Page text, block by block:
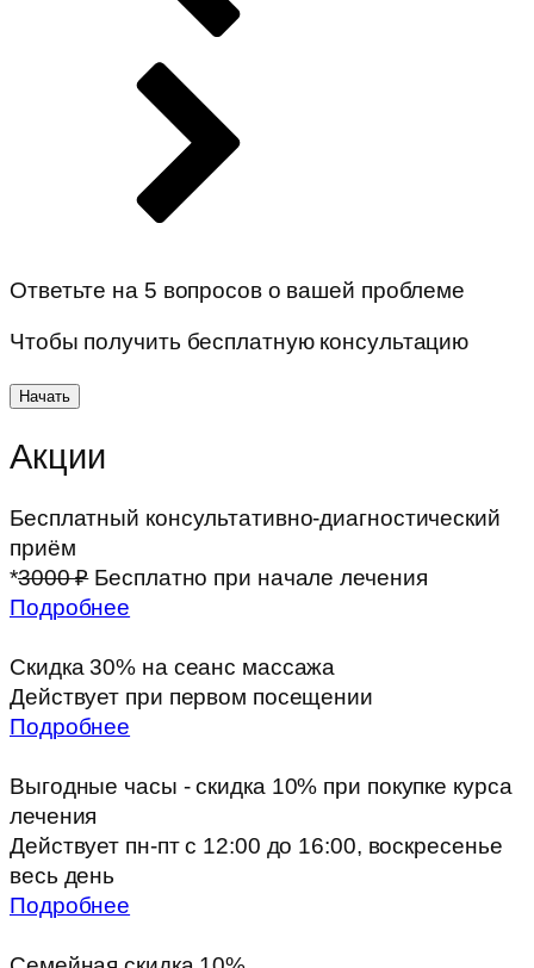
Ответьте на 5 вопросов о вашей проблеме
Чтобы получить бесплатную консультацию
Начать
Акции
Бесплатный консультативно-диагностический
приём
*3000 ₽Бесплатно при начале лечения
Подробнее
Скидка 30% на сеанс массажа
Действует при первом посещении
Подробнее
Выгодные часы - скидка 10% при покупке курса
лечения
Действует пн-пт с 12:00 до 16:00, воскресенье
весь день
Подробнее